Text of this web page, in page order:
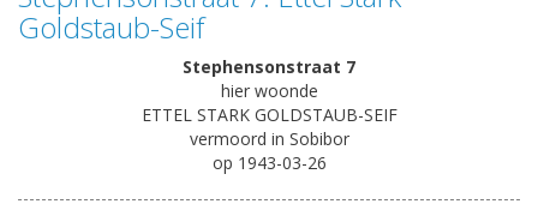
Goldstaub-Seif
Stephensonstraat 7
hier woonde
ETTEL STARK GOLDSTAUB-SEIF
vermoord in Sobibor
op 1943-03-26